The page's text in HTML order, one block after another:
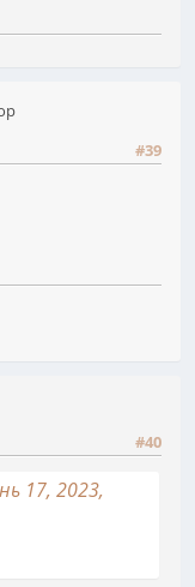
#39
#40
17, 2023,